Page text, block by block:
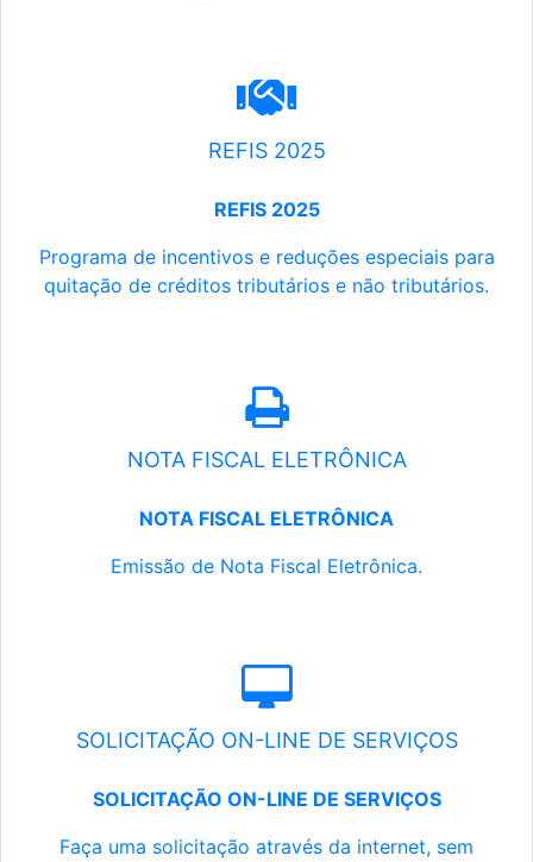
REFIS 2025
REFIS 2025
Programa de incentivos e reduções especiais para
quitação de créditos tributários e não tributários.
NOTA FISCAL ELETRÔNICA
NOTA FISCAL ELETRÔNICA
Emissão de Nota Fiscal Eletrônica.
SOLICITAÇÃO ON-LINE DE SERVIÇOS
SOLICITAÇÃO ON-LINE DE SERVIÇOS
Faça uma solicitação através da internet, sem